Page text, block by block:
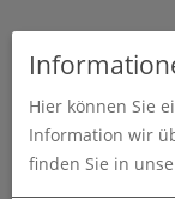
Hier können Sie
Information wir
finden Sie in